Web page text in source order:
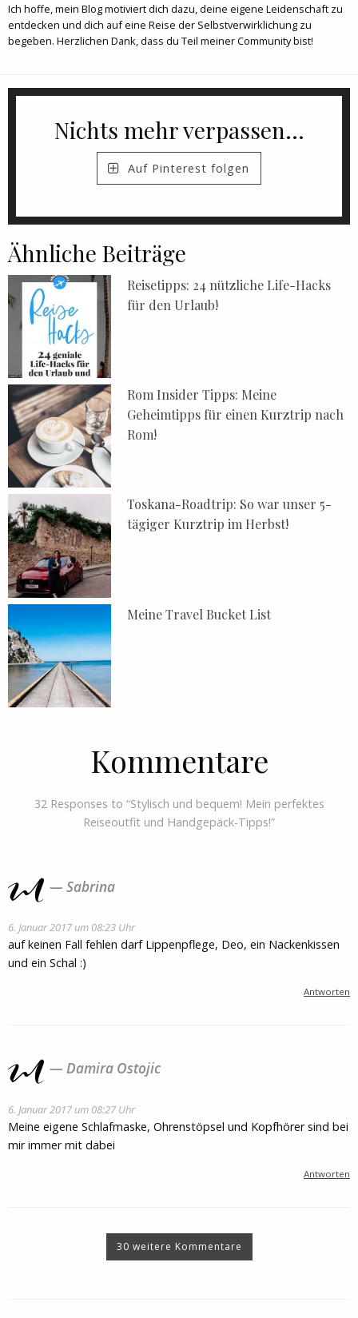
Ich hoffe, mein Blog motiviert dich dazu, deine eigene Leidenschaft zu
entdecken und dich auf eine Reise der Selbstverwirklichung zu
begeben. Herzlichen Dank, dass du Teil meiner Community bist!
Nichts mehr verpassen...
Auf Pinterest folgen
Ähnliche Beiträge
Reisetipps: 24 nützliche Life-Hacks
für den Urlaub!
Rom Insider Tipps: Meine
Geheimtipps für einen Kurztrip nach
Rom!
Toskana-Roadtrip: So war unser 5-
tägiger Kurztrip im Herbst!
Meine Travel Bucket List
Kommentare
32 Responses to “Stylisch und bequem! Mein perfektes
Reiseoutfit und Handgepäck-Tipps!”
Sabrina
6. Januar 2017 um 08:23 Uhr
auf keinen Fall fehlen darf Lippenpflege, Deo, ein Nackenkissen
und ein Schal :)
Antworten
Damira Ostojic
6. Januar 2017 um 08:27 Uhr
Meine eigene Schlafmaske, Ohrenstöpsel und Kopfhörer sind bei
mir immer mit dabei
Antworten
30 weitere Kommentare